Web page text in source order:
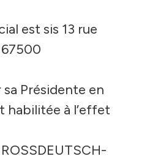
est sis 13 rue
Présidente en
habilitée à l’effet